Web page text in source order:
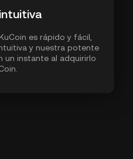
es rápido y fácil,
y nuestra potente
un instante al adquirirlo